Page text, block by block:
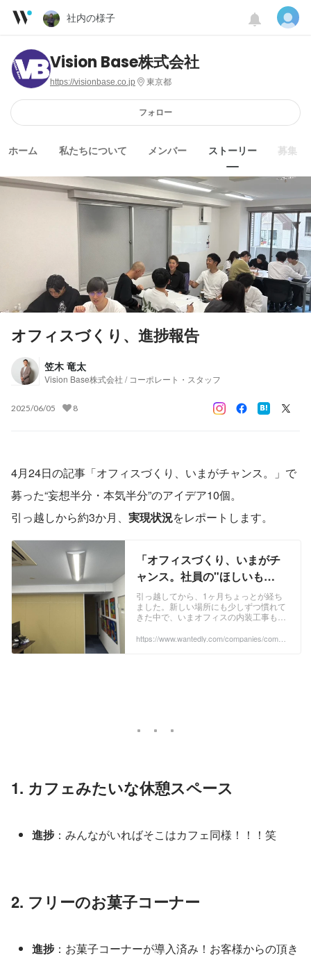
社内の様子
Vision Base株式会社
https://visionbase.co.jp 東京都
フォロー
ホーム 私たちについて メンバー ストーリー 募集
オフィスづくり、進捗報告
笠木 竜太
Vision Base株式会社 / コーポレート・スタッフ
2025/06/05 8
4月24日の記事「オフィスづくり、いまがチャンス。」で
募った“妄想半分・本気半分”のアイデア10個。
引っ越しから約3か月、 実現状況をレポートします。
「オフィスづくり、いまがチ
ャンス。社員の"ほしいも
の"を集めてみた」 | Vision
Base株式会社
引っ越してから、1ヶ月ちょっとが経ち
ました。新しい場所にも少しずつ慣れて
きた中で、いまオフィスの内装工事も進
先"の空間も、もっと働きやすく、もっと
https://www.wantedly.com/companies/compa
1. カフェみたいな休憩スペース
進捗：みんながいればそこはカフェ同様！！！笑
2. フリーのお菓子コーナー
進捗：お菓子コーナーが導入済み！お客様からの頂き